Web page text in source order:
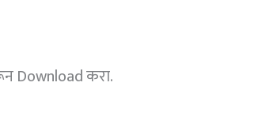
Download करा.